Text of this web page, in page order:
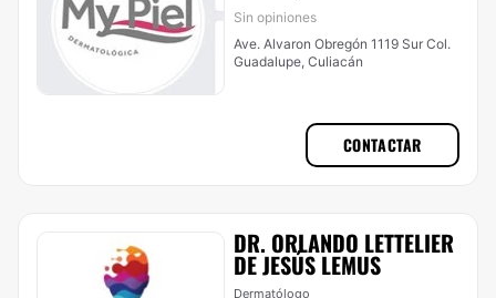
Sin opiniones
Ave. Alvaron Obregón 1119 Sur Col.
Guadalupe, Culiacán
CONTACTAR
DR. ORLANDO LETTELIER
DE JESÚS LEMUS
Dermatólogo